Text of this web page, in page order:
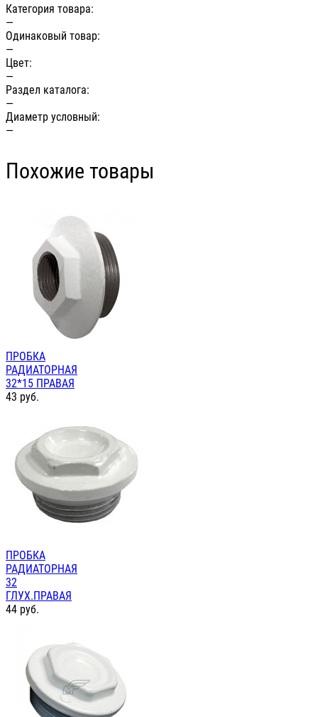
Категория товара:
—
Одинаковый товар:
—
Цвет:
—
Раздел каталога:
—
Диаметр условный:
—
Похожие товары
ПРОБКА
РАДИАТОРНАЯ
32*15 ПРАВАЯ
43 руб.
ПРОБКА
РАДИАТОРНАЯ
32
ГЛУХ.ПРАВАЯ
44 руб.